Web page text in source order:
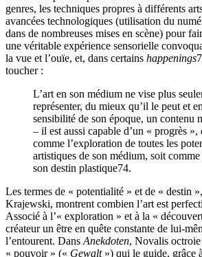
genres, les techniques propres à différents
avancées technologiques (utilisation du
dans de nombreuses mises en scène) pour
une véritable expérience sensorielle
la vue et l’ouïe, et, dans certains happenings
toucher :
L’art en son médium ne vise plus
représenter, du mieux qu’il le peut et
sensibilité de son époque, un contenu
– il est aussi capable d’un « progrès
comme l’exploration de toutes les
artistiques de son médium, soit
son destin plastique74.
Les termes de « potentialité » et de « destin
Krajewski, montrent combien l’art est
Associé à l’« exploration » et à la «
créateur un être en quête constante de lui-
l’entourent. Dans Anekdoten, Novalis octroie
« pouvoir » (« Gewalt») qui le guide, grâce